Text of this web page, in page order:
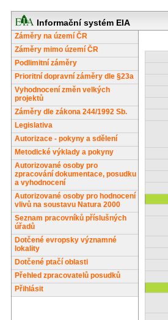
Informační systém EIA
Záměry na území ČR
Záměry mimo území ČR
Podlimitní záměry
Prioritní dopravní záměry dle §23a
Vyhodnocení změn velkých
projektů
Záměry dle zákona 244/1992 Sb.
Legislativa
Autorizace - pokyny a sdělení
Metodické výklady a pokyny
Autorizované osoby pro
zpracování dokumentace, posudku
a vyhodnocení
Autorizované osoby pro hodnocení
vlivů na soustavu Natura 2000
Seznam pracovníků příslušných
úřadů
Dotčené evropsky významné
lokality
Dotčené ptačí oblasti
Přehled zpracovatelů posudků
Přihlásit